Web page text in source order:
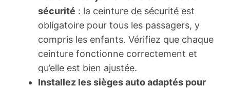
sécurité : la ceinture de sécurité est
obligatoire pour tous les passagers, y
compris les enfants. Vérifiez que chaque
ceinture fonctionne correctement et
qu’elle est bien ajustée.
Installez les sièges auto adaptés pour